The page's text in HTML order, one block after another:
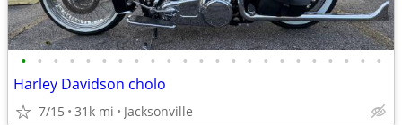
• • • • • • • • • • • • • • • • • • • • • • •
Harley Davidson cholo
7/15 31k mi Jacksonville